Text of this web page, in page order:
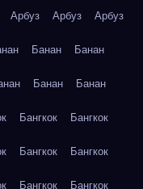
Арбуз Арбуз Арбуз
Банан Банан
Банан Банан
Бангкок Бангкок
Бангкок Бангкок
Бангкок Бангкок